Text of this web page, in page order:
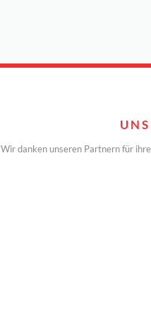
Wir danken unseren Partnern für